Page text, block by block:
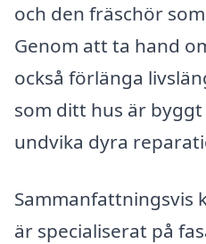
och den fräschör
Genom att ta hand
också förlänga
som ditt hus är byggt
undvika dyra
Sammanfattningsvis
är specialiserat på